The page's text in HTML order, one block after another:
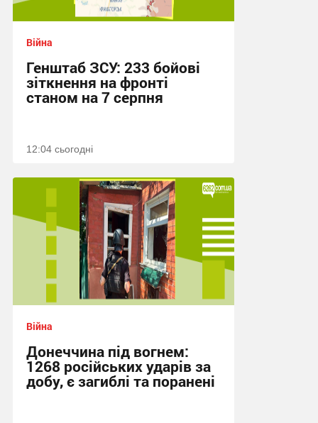
Війна
Генштаб ЗСУ: 233 бойові
зіткнення на фронті
станом на 7 серпня
12:04 сьогодні
Війна
Донеччина під вогнем:
1268 російських ударів за
добу, є загиблі та поранені